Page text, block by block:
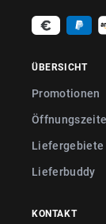
ÜBERSICHT
Promotionen
Liefergebiete
Lieferbuddy
KONTAKT